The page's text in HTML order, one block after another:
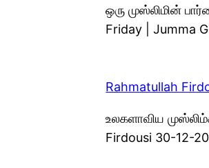
ஒரு முஸ்லிமின்
Friday | Jumma
Rahmatullah
உலகளாவிய
Firdousi 30-12-